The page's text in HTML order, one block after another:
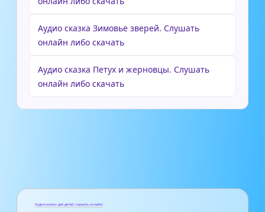
Аудио сказка Зимовье зверей. Слушать
онлайн либо скачать
Аудио сказка Петух и жерновцы. Слушать
онлайн либо скачать
Аудиосказки для детей слушать онлайн